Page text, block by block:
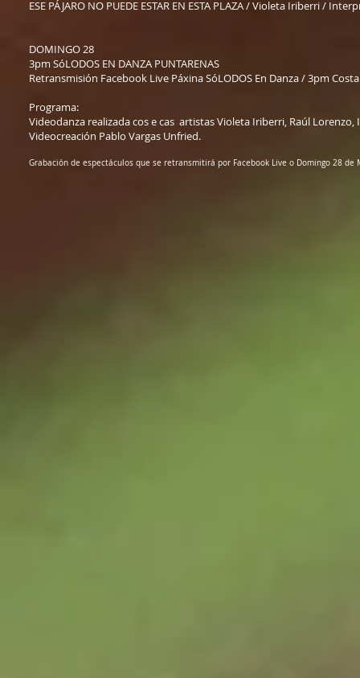
ESE PÁJARO NO PUEDE ESTAR EN ESTA PLAZA / Violeta Iriberri /
DOMINGO 28
3pm SóLODOS EN DANZA PUNTARENAS
Retransmisión Facebook Live Páxina SóLODOS En Danza / 3pm
Programa:
Videodanza realizada cos e cas artistas Violeta Iriberri, Raúl
Videocreación Pablo Vargas Unfried.
Grabación de espectáculos que se retransmitirá por Facebook Live o Domingo 28 de